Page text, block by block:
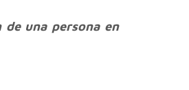
una persona en